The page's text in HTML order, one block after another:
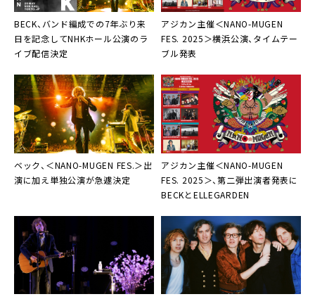
BECK、バンド編成での7年ぶり来
日を記念してNHKホール公演のラ
イブ配信決定
アジカン主催＜NANO-MUGEN
FES. 2025＞横浜公演、タイムテー
ブル発表
ベック、＜NANO-MUGEN FES.＞出
演に加え単独公演が急遽決定
アジカン主催＜NANO-MUGEN
FES. 2025＞、第二弾出演者発表に
BECKとELLEGARDEN